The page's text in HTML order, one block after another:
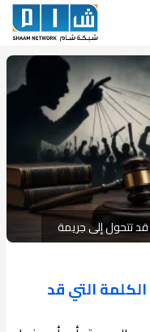
تتحول إلى جريمة
التي قد